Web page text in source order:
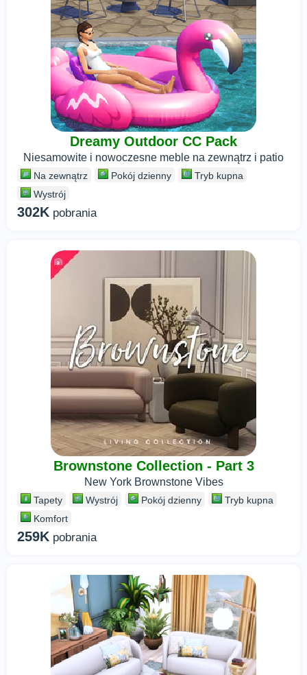
Dreamy Outdoor CC Pack
Niesamowite i nowoczesne meble na zewnątrz i patio
Na zewnątrz Pokój dzienny
Tryb kupna
Wystrój
302K pobrania
Brownstone Collection - Part 3
New York Brownstone Vibes
Tapety Wystrój Pokój dzienny
Tryb kupna
Komfort
259K pobrania